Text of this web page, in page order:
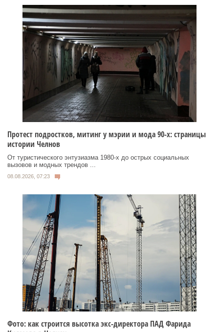
Протест подростков, митинг у мэрии и мода 90-х: страницы
истории Челнов
От туристического энтузиазма 1980‑х до острых социальных
вызовов и модных трендов ...
08.08.2026, 07:23
Фото: как строится высотка экс-директора ПАД Фарида